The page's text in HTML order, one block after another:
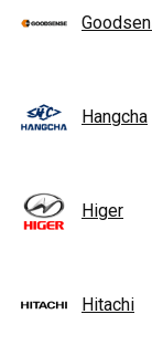
Hangcha
Higer
Hitachi